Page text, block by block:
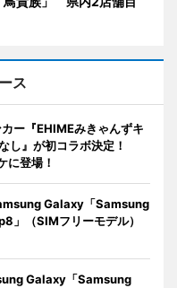
ス
ー『EHIMEみきゃんずキ
し』が初コラボ決定！
に登場！
Galaxy「Samsung
（SIMフリーモデル）
Galaxy「Samsung